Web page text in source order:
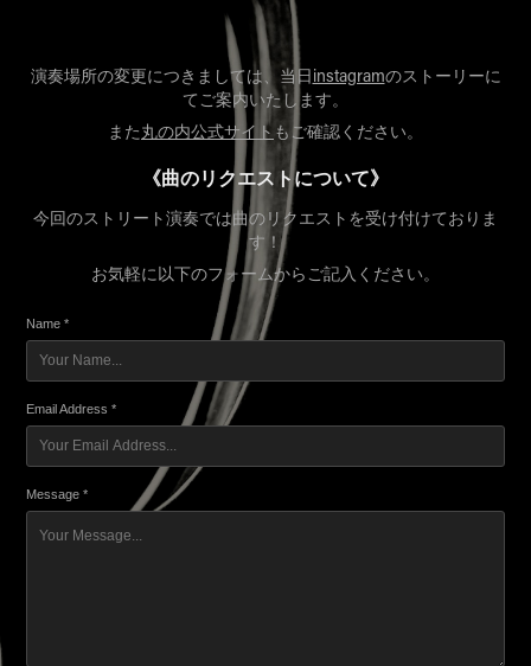
演奏場所の変更につきましては、当日instagramのストーリーに
てご案内いたします。
また丸の内公式サイト もご確認ください。
《曲のリクエストについて》
今回のストリート演奏では曲のリクエストを受け付けておりま
す！
お気軽に以下のフォームからご記入ください。
Name *
Email Address *
Message *